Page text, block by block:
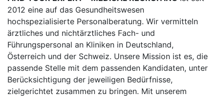
2012 eine auf das Gesundheitswesen
hochspezialisierte Personalberatung. Wir vermitteln
ärztliches und nichtärztliches Fach- und
Führungspersonal an Kliniken in Deutschland,
Österreich und der Schweiz. Unsere Mission ist es, die
passende Stelle mit dem passenden Kandidaten, unter
Berücksichtigung der jeweiligen Bedürfnisse,
zielgerichtet zusammen zu bringen. Mit unserem